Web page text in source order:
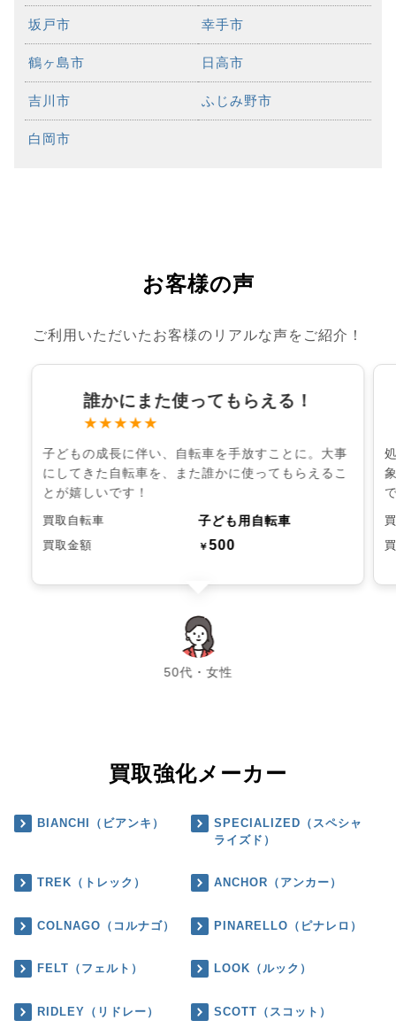
坂戸市 幸手市
鶴ヶ島市 日高市
吉川市 ふじみ野市
白岡市
お客様の声
ご利用いただいたお客様のリアルな声をご紹介！
誰かにまた使ってもらえる！
★★★★★
子どもの成長に伴い、自転車を手放すことに。大事
にしてきた自転車を、また誰かに使ってもらえるこ
とが嬉しいです！
買取自転車 子ども用自転車
買取金額 ￥500
50代・女性
chevron_left chevron_right
買取強化メーカー
BIANCHI（ビアンキ）
SPECIALIZED（スペシャ
ライズド）
TREK（トレック） ANCHOR（アンカー）
COLNAGO（コルナゴ） PINARELLO（ピナレロ）
FELT（フェルト） LOOK（ルック）
RIDLEY（リドレー） SCOTT（スコット）